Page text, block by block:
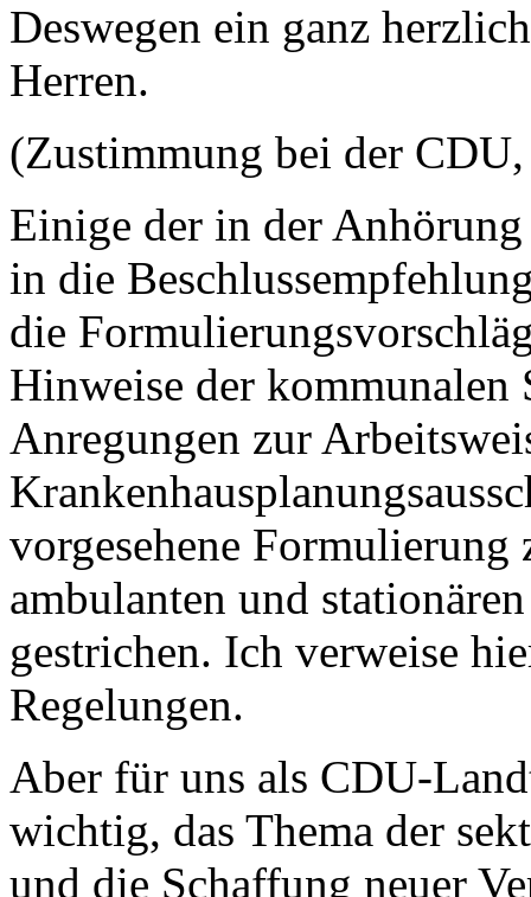
Deswegen ein ganz
Herren.
(Zustimmung bei der
Einige der in der
in die
die
Hinweise der kommunalen
Anregungen zur
vorgesehene Formulierung
ambulanten und
gestrichen. Ich verweise
Regelungen.
Aber für uns als CDU-
wichtig, das Thema der
und die Schaffung neuer